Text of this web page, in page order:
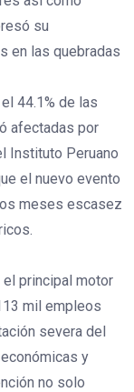
su
en las quebradas
44.1% de las
afectadas por
Instituto Peruano
el nuevo evento
meses escasez
principal motor
mil empleos
severa del
y
no solo